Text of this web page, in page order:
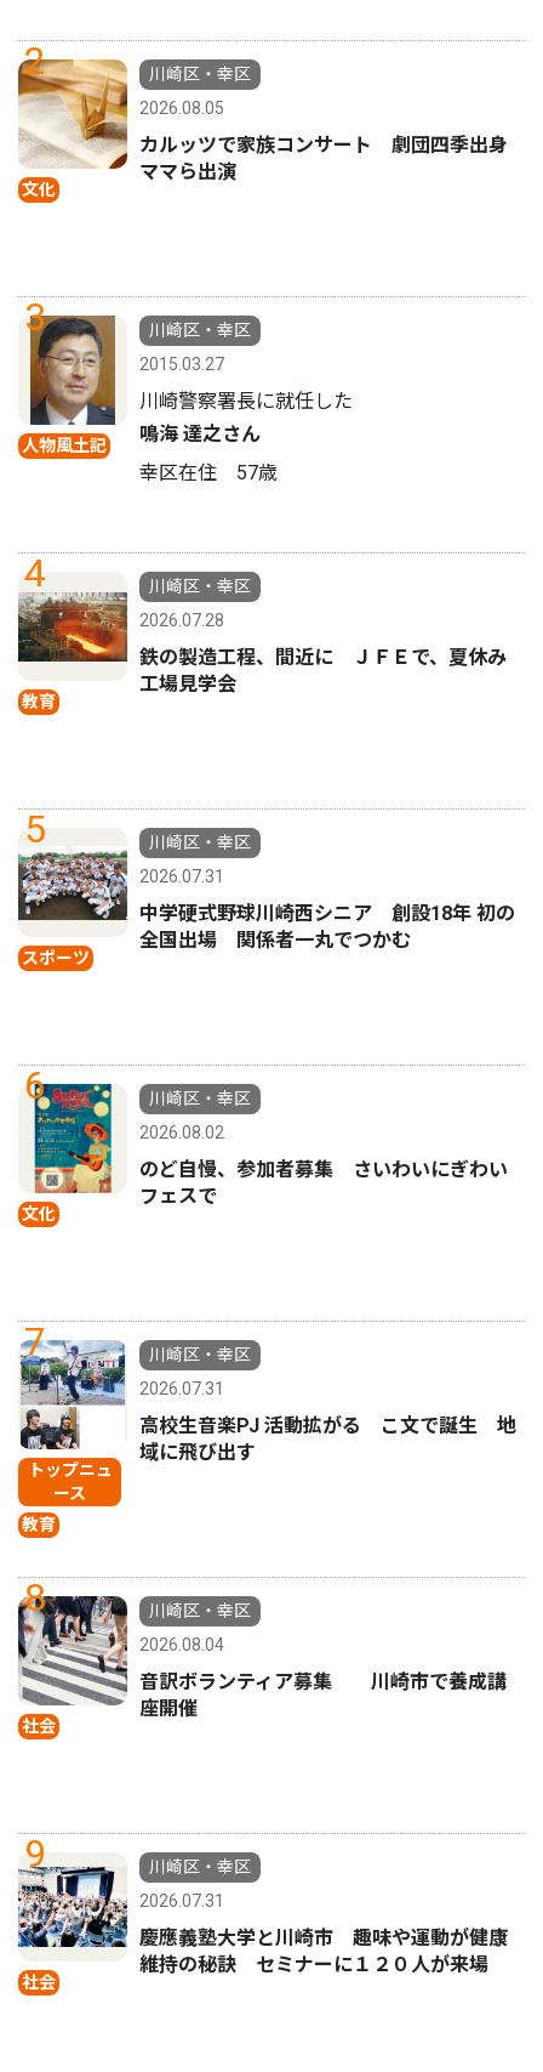
2
文化
川崎区・幸区
2026.08.05
カルッツで家族コンサート 劇団四季出身
ママら出演
3
人物風土記
川崎区・幸区
2015.03.27
川崎警察署長に就任した
鳴海 達之さん
幸区在住 57歳
4
教育
川崎区・幸区
2026.07.28
鉄の製造工程、間近に ＪＦＥで、夏休み
工場見学会
5
スポーツ
川崎区・幸区
2026.07.31
中学硬式野球川崎西シニア 創設18年 初の
全国出場 関係者一丸でつかむ
6
文化
川崎区・幸区
2026.08.02
のど自慢、参加者募集 さいわいにぎわい
フェスで
7
トップニュ
ース
教育
川崎区・幸区
2026.07.31
高校生音楽PJ 活動拡がる こ文で誕生 地
域に飛び出す
8
社会
川崎区・幸区
2026.08.04
音訳ボランティア募集 川崎市で養成講
座開催
9
社会
川崎区・幸区
2026.07.31
慶應義塾大学と川崎市 趣味や運動が健康
維持の秘訣 セミナーに１２０人が来場